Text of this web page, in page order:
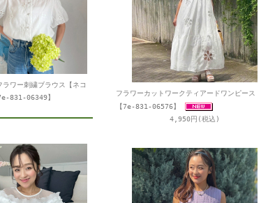
ラワー刺繍ブラウス【ネコ
831-06349】
フラワーカットワークティアードワンピース
【7e-831-06576】
4,950円(税込)